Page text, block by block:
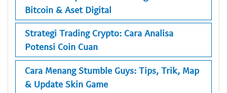
Bitcoin & Aset Digital
Strategi Trading Crypto: Cara Analisa
Potensi Coin Cuan
Cara Menang Stumble Guys: Tips, Trik, Map
& Update Skin Game